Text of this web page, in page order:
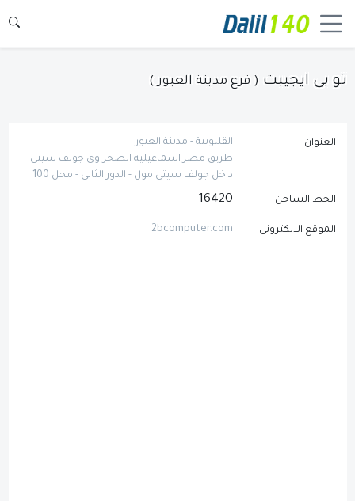
تو بى ايجيبت ( فرع مدينة العبور )
العنوان
القليوبية - مدينة العبور
طريق مصر اسماعيلية الصحراوى جولف سيتى
داخل جولف سيتى مول - الدور الثانى - محل 100
الخط الساخن 16420
الموقع الالكترونى 2bcomputer.com